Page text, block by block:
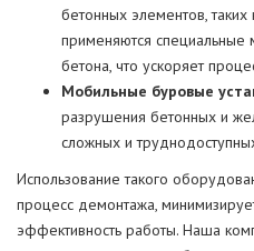
бетонных элементов,
применяются
бетона, что ускоряет
Мобильные буровые
разрушения бетонных и
сложных и
Использование такого
процесс демонтажа,
эффективность работы. Наша